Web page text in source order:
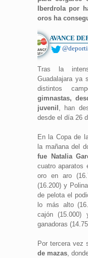
Iberdrola por
oros ha
AVANCE
Tras la
Guadalajara ya
distintos
gimnastas,
juvenil , han
desde el día 26
En la Copa de
la mañana del
fue Natalia
cuatro aparatos
oro en aro
(16.200) y
de pelota el
lo más alto
cajón (15.000)
ganadoras
Por tercera vez
de mazas,